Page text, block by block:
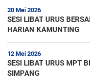
20 Mei 2026
SESI LIBAT URUS
HARIAN KAMUNTING
12 Mei 2026
SESI LIBAT URUS MPT
SIMPANG